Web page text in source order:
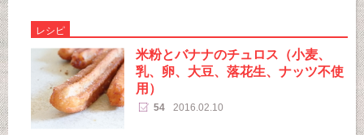
レシピ
米粉とバナナのチュロス（小麦、
乳、卵、大豆、落花生、ナッツ不使
用）
54 2016.02.10